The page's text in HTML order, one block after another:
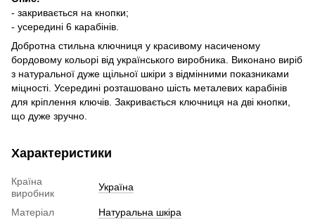
- закривається на кнопки;
- усередині 6 карабінів.
Добротна стильна ключниця у красивому насиченому
бордовому кольорі від українського виробника. Виконано виріб
з натуральної дуже щільної шкіри з відмінними показниками
міцності. Усередині розташовано шість металевих карабінів
для кріплення ключів. Закривається ключниця на дві кнопки,
що дуже зручно.
Характеристики
Країна
виробник
Україна
Матеріал
Натуральна шкіра